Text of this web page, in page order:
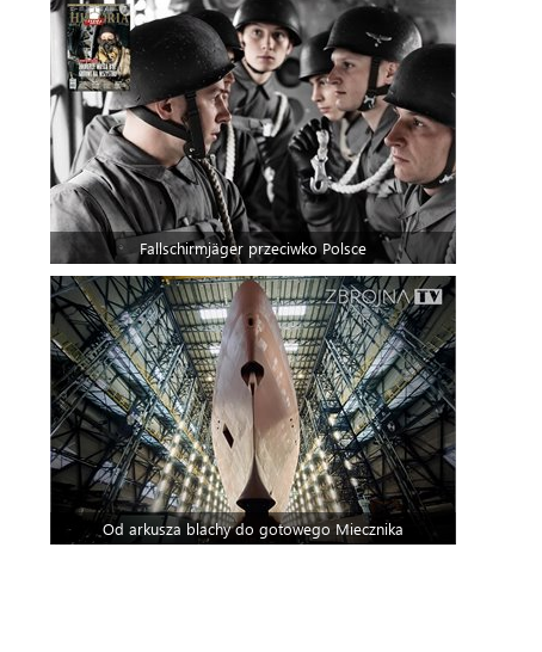
Fallschirmjäger przeciwko Polsce
Od arkusza blachy do gotowego Miecznika